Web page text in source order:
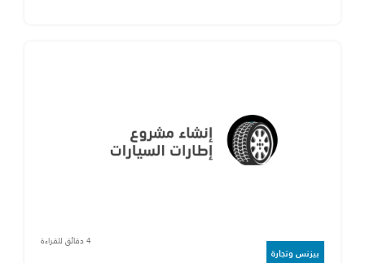
بيزنس وتجارة
4 دقائق للقراءة